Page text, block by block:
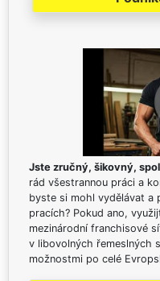
Jste zručný, šikovný,
rád všestrannou práci a
byste si mohl vydělávat a
pracích? Pokud ano,
mezinárodní franchisové
v libovolných řemeslných
možnostmi po celé